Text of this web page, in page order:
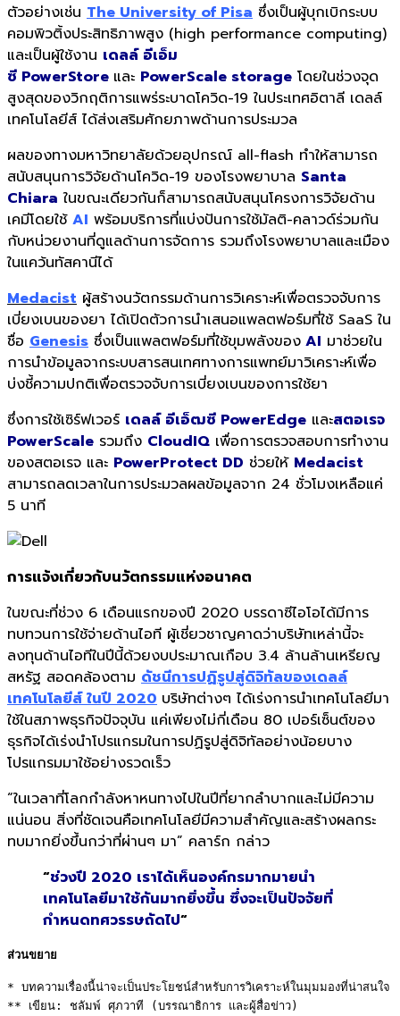
ตัวอย่างเช่น The University of Pisa ซึ่งเป็นผู้บุกเบิกระบบ
คอมพิวติ้งประสิทธิภาพสูง (high performance computing)
และเป็นผู้ใช้งาน เดลล์ อีเอ็ม
ซี PowerStore และ PowerScale storage โดยในช่วงจุด
สูงสุดของวิกฤติการแพร่ระบาดโควิด-19 ในประเทศอิตาลี เดลล์
เทคโนโลยีส์ ได้ส่งเสริมศักยภาพด้านการประมวล
ผลของทางมหาวิทยาลัยด้วยอุปกรณ์ all-flash ทำให้สามารถ
สนับสนุนการวิจัยด้านโควิด-19 ของโรงพยาบาล Santa
Chiara ในขณะเดียวกันก็สามารถสนับสนุนโครงการวิจัยด้าน
เคมีโดยใช้ AI พร้อมบริการที่แบ่งปันการใช้มัลติ-คลาวด์ร่วมกัน
กับหน่วยงานที่ดูแลด้านการจัดการ รวมถึงโรงพยาบาลและเมือง
ในแคว้นทัสคานีได้
Medacist ผู้สร้างนวัตกรรมด้านการวิเคราะห์เพื่อตรวจจับการ
เบี่ยงเบนของยา ได้เปิดตัวการนำเสนอแพลตฟอร์มที่ใช้ SaaS ใน
ชื่อ Genesis ซึ่งเป็นแพลตฟอร์มที่ใช้ขุมพลังของ AI มาช่วยใน
การนำข้อมูลจากระบบสารสนเทศทางการแพทย์มาวิเคราะห์เพื่อ
บ่งชี้ความปกติเพื่อตรวจจับการเบี่ยงเบนของการใช้ยา
ซึ่งการใช้เซิร์ฟเวอร์ เดลล์ อีเอ็ฒซี PowerEdge และสตอเรจ
PowerScale รวมถึง CloudIQ เพื่อการตรวจสอบการทำงาน
ของสตอเรจ และ PowerProtect DD ช่วยให้ Medacist
สามารถลดเวลาในการประมวลผลข้อมูลจาก 24 ชั่วโมงเหลือแค่
5 นาที
การแจ้งเกี่ยวกับนวัตกรรมแห่งอนาคต
ในขณะที่ช่วง 6 เดือนแรกของปี 2020 บรรดาซีไอโอได้มีการ
ทบทวนการใช้จ่ายด้านไอที ผู้เชี่ยวชาญคาดว่าบริษัทเหล่านี้จะ
ลงทุนด้านไอทีในปีนี้ด้วยงบประมาณเกือบ 3.4 ล้านล้านเหรียญ
สหรัฐ สอดคล้องตาม ดัชนีการปฏิรูปสู่ดิจิทัลของเดลล์
เทคโนโลยีส์ ในปี 2020 บริษัทต่างๆ ได้เร่งการนำเทคโนโลยีมา
ใช้ในสภาพธุรกิจปัจจุบัน แค่เพียงไม่กี่เดือน 80 เปอร์เซ็นต์ของ
ธุรกิจได้เร่งนำโปรแกรมในการปฏิรูปสู่ดิจิทัลอย่างน้อยบาง
โปรแกรมมาใช้อย่างรวดเร็ว
“ในเวลาที่โลกกำลังหาหนทางไปในปีที่ยากลำบากและไม่มีความ
แน่นอน สิ่งที่ชัดเจนคือเทคโนโลยีมีความสำคัญและสร้างผลกระ
ทบมากยิ่งขึ้นกว่าที่ผ่านๆ มา” คลาร์ก กล่าว
“ช่วงปี 2020 เราได้เห็นองค์กรมากมายนำ
เทคโนโลยีมาใช้กันมากยิ่งขึ้น ซึ่งจะเป็นปัจจัยที่
กำหนดทศวรรษถัดไป“
ส่วนขยาย
* บทความเรื่องนี้น่าจะเป็นประโยชน์สำหรับการวิเคราะห์ในมุมมองที่น่าสนใจ
** เขียน: ชลัมพ์ ศุภวาที (บรรณาธิการ และผู้สื่อข่าว)